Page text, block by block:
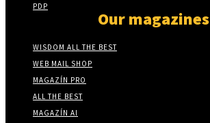
PDP
Our magazines
WISDOM ALL THE BEST
WEB MAIL SHOP
MAGAZÍN PRO
ALL THE BEST
MAGAZÍN AI